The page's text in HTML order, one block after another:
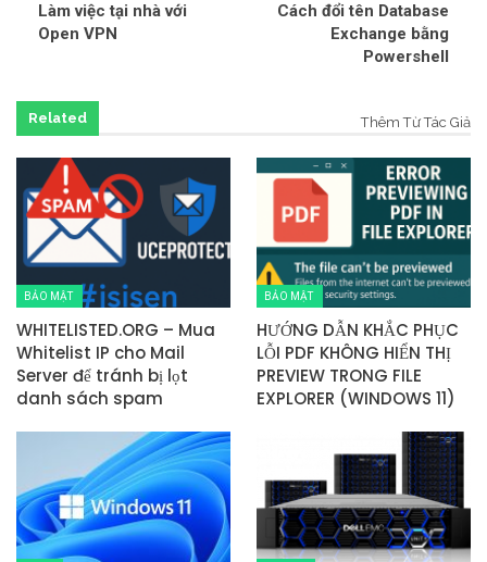
Làm việc tại nhà với
Open VPN
Cách đổi tên Database
Exchange bằng
Powershell
Related Thêm Từ Tác Giả
BẢO MẬT
WHITELISTED.ORG – Mua
Whitelist IP cho Mail
Server để tránh bị lọt
danh sách spam
BẢO MẬT
HƯỚNG DẪN KHẮC PHỤC
LỖI PDF KHÔNG HIỂN THỊ
PREVIEW TRONG FILE
EXPLORER (WINDOWS 11)